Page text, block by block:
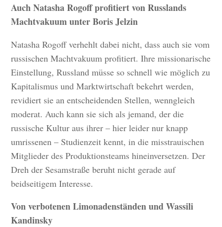
Auch Natasha Rogoff profitiert von Russlands
Machtvakuum unter Boris Jelzin
Natasha Rogoff verhehlt dabei nicht, dass auch sie vom
russischen Machtvakuum profitiert. Ihre missionarische
Einstellung, Russland müsse so schnell wie möglich zu
Kapitalismus und Marktwirtschaft bekehrt werden,
revidiert sie an entscheidenden Stellen, wenngleich
moderat. Auch kann sie sich als jemand, der die
russische Kultur aus ihrer – hier leider nur knapp
umrissenen – Studienzeit kennt, in die misstrauischen
Mitglieder des Produktionsteams hineinversetzen. Der
Dreh der Sesamstraße beruht nicht gerade auf
beidseitigem Interesse.
Von verbotenen Limonadenständen und Wassili
Kandinsky